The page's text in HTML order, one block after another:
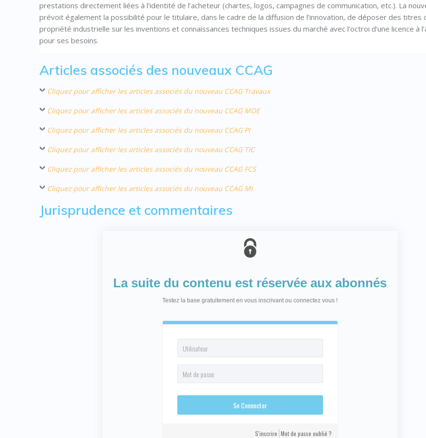
prestations directement liées à l’identité de l’acheteur (chartes, logos, campagnes de communication, etc.). La
prévoit également la possibilité pour le titulaire, dans le cadre de la diffusion de l’innovation, de déposer des titres
propriété industrielle sur les inventions et connaissances techniques issues du marché avec l’octroi d’une licence à
pour ses besoins.
Articles associés des nouveaux CCAG
Cliquez pour afficher les articles associés du nouveau CCAG Travaux
Cliquez pour afficher les articles associés du nouveau CCAG MOE
Cliquez pour afficher les articles associés du nouveau CCAG PI
Cliquez pour afficher les articles associés du nouveau CCAG TIC
Cliquez pour afficher les articles associés du nouveau CCAG FCS
Cliquez pour afficher les articles associés du nouveau CCAG MI
Jurisprudence et commentaires
La suite du contenu est réservée aux abonnés
Testez la base gratuitement en vous inscrivant ou connectez vous !
S'inscrire Mot de passe oublié ?